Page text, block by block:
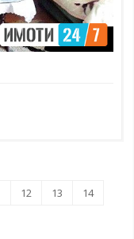
12 13
14